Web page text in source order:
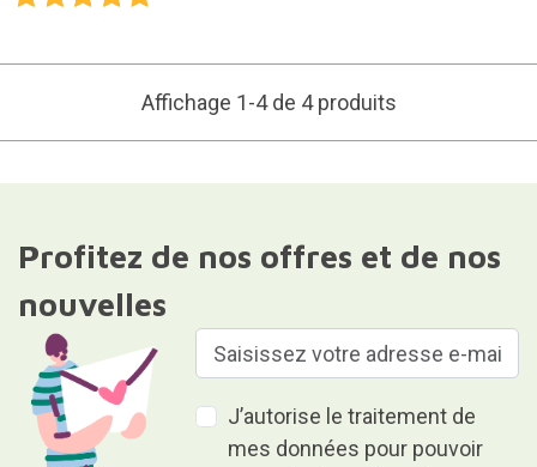
Affichage 1-4 de 4 produits
Profitez de nos offres et de nos
nouvelles
J’autorise le traitement de
mes données pour pouvoir